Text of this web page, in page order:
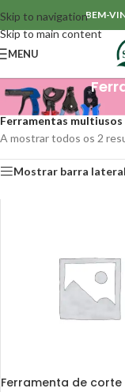
Skip to navigation
Skip to main content
BEM-
MENU
Início/Ferramentas
Ferramentas multiusos
A mostrar todos os 2
Mostrar barra lateral
Ferramenta de corte